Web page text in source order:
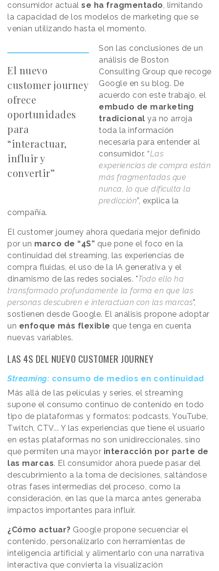
consumidor actual se ha fragmentado, limitando
la capacidad de los modelos de marketing que se
venían utilizando hasta el momento.
El nuevo
customer journey
ofrece
oportunidades
para
“interactuar,
influir y
convertir”
Son las conclusiones de un
análisis de Boston
Consulting Group que recoge
Google en su blog. De
acuerdo con este trabajo, el
embudo de marketing
tradicional ya no arroja
toda la información
necesaria para entender al
consumidor. “Las
experiencias de compra están
más fragmentadas que
nunca, lo que dificulta la
predicción”, explica la
compañía.
El customer journey ahora quedaría mejor definido
por un marco de “4S” que pone el foco en la
continuidad del streaming, las experiencias de
compra fluidas, el uso de la IA generativa y el
dinamismo de las redes sociales. "Todo ello ha
transformado profundamente la forma en que las
personas descubren e interactúan con las marcas",
sostienen desde Google. El análisis propone adoptar
un enfoque más flexible que tenga en cuenta
nuevas variables.
LAS 4S DEL NUEVO CUSTOMER JOURNEY
Streaming: consumo de medios en continuidad
Más allá de las películas y series, el streaming
supone el consumo continuo de contenido en todo
tipo de plataformas y formatos: podcasts, YouTube,
Twitch, CTV... Y las experiencias que tiene el usuario
en estas plataformas no son unidireccionales, sino
que permiten una mayor interacción por parte de
las marcas. El consumidor ahora puede pasar del
descubrimiento a la toma de decisiones, saltándose
otras fases intermedias del proceso, como la
consideración, en las que la marca antes generaba
impactos importantes para influir.
¿Cómo actuar? Google propone secuenciar el
contenido, personalizarlo con herramientas de
inteligencia artificial y alimentarlo con una narrativa
interactiva que convierta la visualización